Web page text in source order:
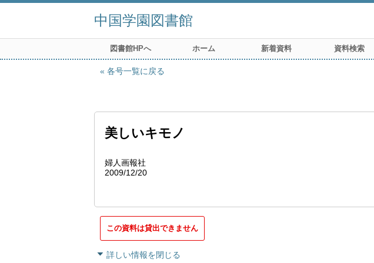
中国学園図書館
図書館HPへ ホーム 新着資料 資料検索
各号一覧に戻る
美しいキモノ
婦人画報社
2009/12/20
この資料は貸出できません
詳しい情報を閉じる